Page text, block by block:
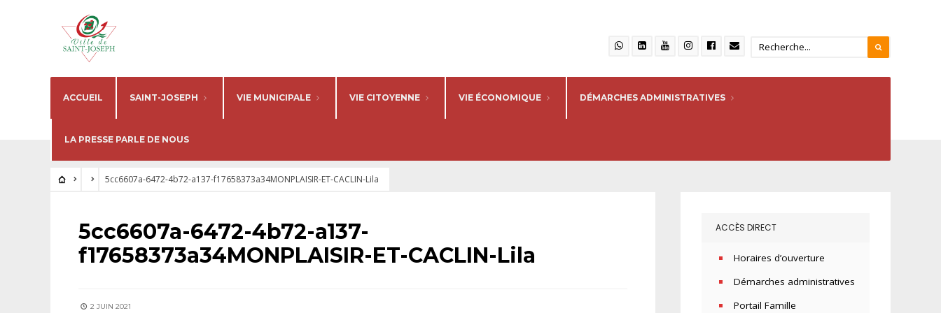
ACCUEIL SAINT-JOSEPH VIE MUNICIPALE VIE CITOYENNE VIE ÉCONOMIQUE DÉMARCHES ADMINISTRATIVES
LA PRESSE PARLE DE NOUS
5cc6607a-6472-4b72-a137-f17658373a34MONPLAISIR-ET-CACLIN-Lila
5cc6607a-6472-4b72-a137-
f17658373a34MONPLAISIR-ET-CACLIN-Lila
2 JUIN 2021
ACCÈS DIRECT
Horaires d’ouverture
Démarches administratives
Portail Famille